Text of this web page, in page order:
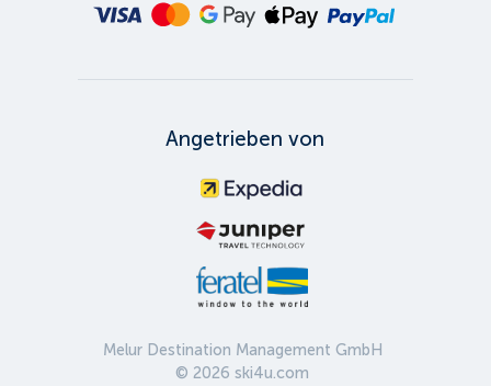
Melur Destination Management GmbH
© 2026 ski4u.com
Angetrieben von